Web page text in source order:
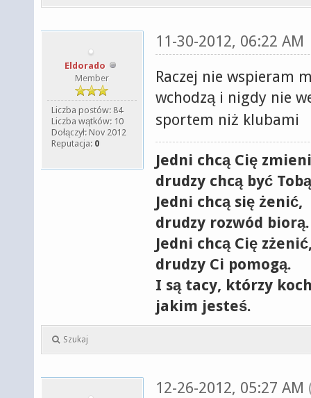
Eldorado
Member
Liczba postów: 84
Liczba wątków: 10
Dołączył: Nov 2012
Reputacja: 0
11-30-2012, 06:22 AM
Raczej nie wspieram
wchodzą i nigdy nie
sportem niż klubami
Jedni chcą Cię
drudzy chcą być
Jedni chcą się żenić,
drudzy rozwód biorą.
Jedni chcą Cię
drudzy Ci pomogą.
I są tacy, którzy
jakim jesteś.
Szukaj
12-26-2012, 05:27 AM